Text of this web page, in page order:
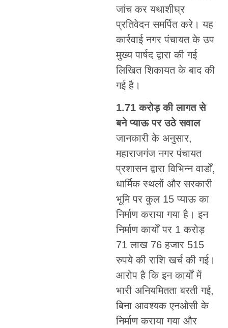
जांच कर यथाशीघ्र
प्रतिवेदन समर्पित करे। यह
कार्रवाई नगर पंचायत के उप
मुख्य पार्षद द्वारा की गई
लिखित शिकायत के बाद की
गई है।
1.71 करोड़ की लागत से
बने प्याऊ पर उठे सवाल
जानकारी के अनुसार,
महाराजगंज नगर पंचायत
प्रशासन द्वारा विभिन्न वार्डों,
धार्मिक स्थलों और सरकारी
भूमि पर कुल 15 प्याऊ का
निर्माण कराया गया है। इन
निर्माण कार्यों पर 1 करोड़
71 लाख 76 हजार 515
रुपये की राशि खर्च की गई।
आरोप है कि इन कार्यों में
भारी अनियमितता बरती गई,
बिना आवश्यक एनओसी के
निर्माण कराया गया और